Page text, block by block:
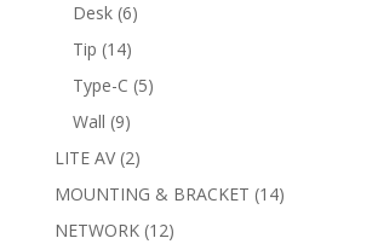
Desk 66
Tip 1414
products
Type-C 55
Wall 99
products
LITE AV 22
products
MOUNTING & BRACKET 1414
NETWORK 1212